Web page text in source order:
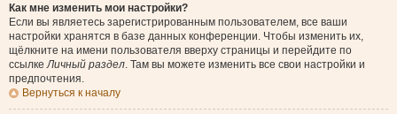
Как мне изменить мои настройки?
Если вы являетесь зарегистрированным пользователем, все ваши
настройки хранятся в базе данных конференции. Чтобы изменить их,
щёлкните на имени пользователя вверху страницы и перейдите по
ссылкеЛичный раздел. Там вы можете изменить все свои настройки и
предпочтения.
Вернуться к началу